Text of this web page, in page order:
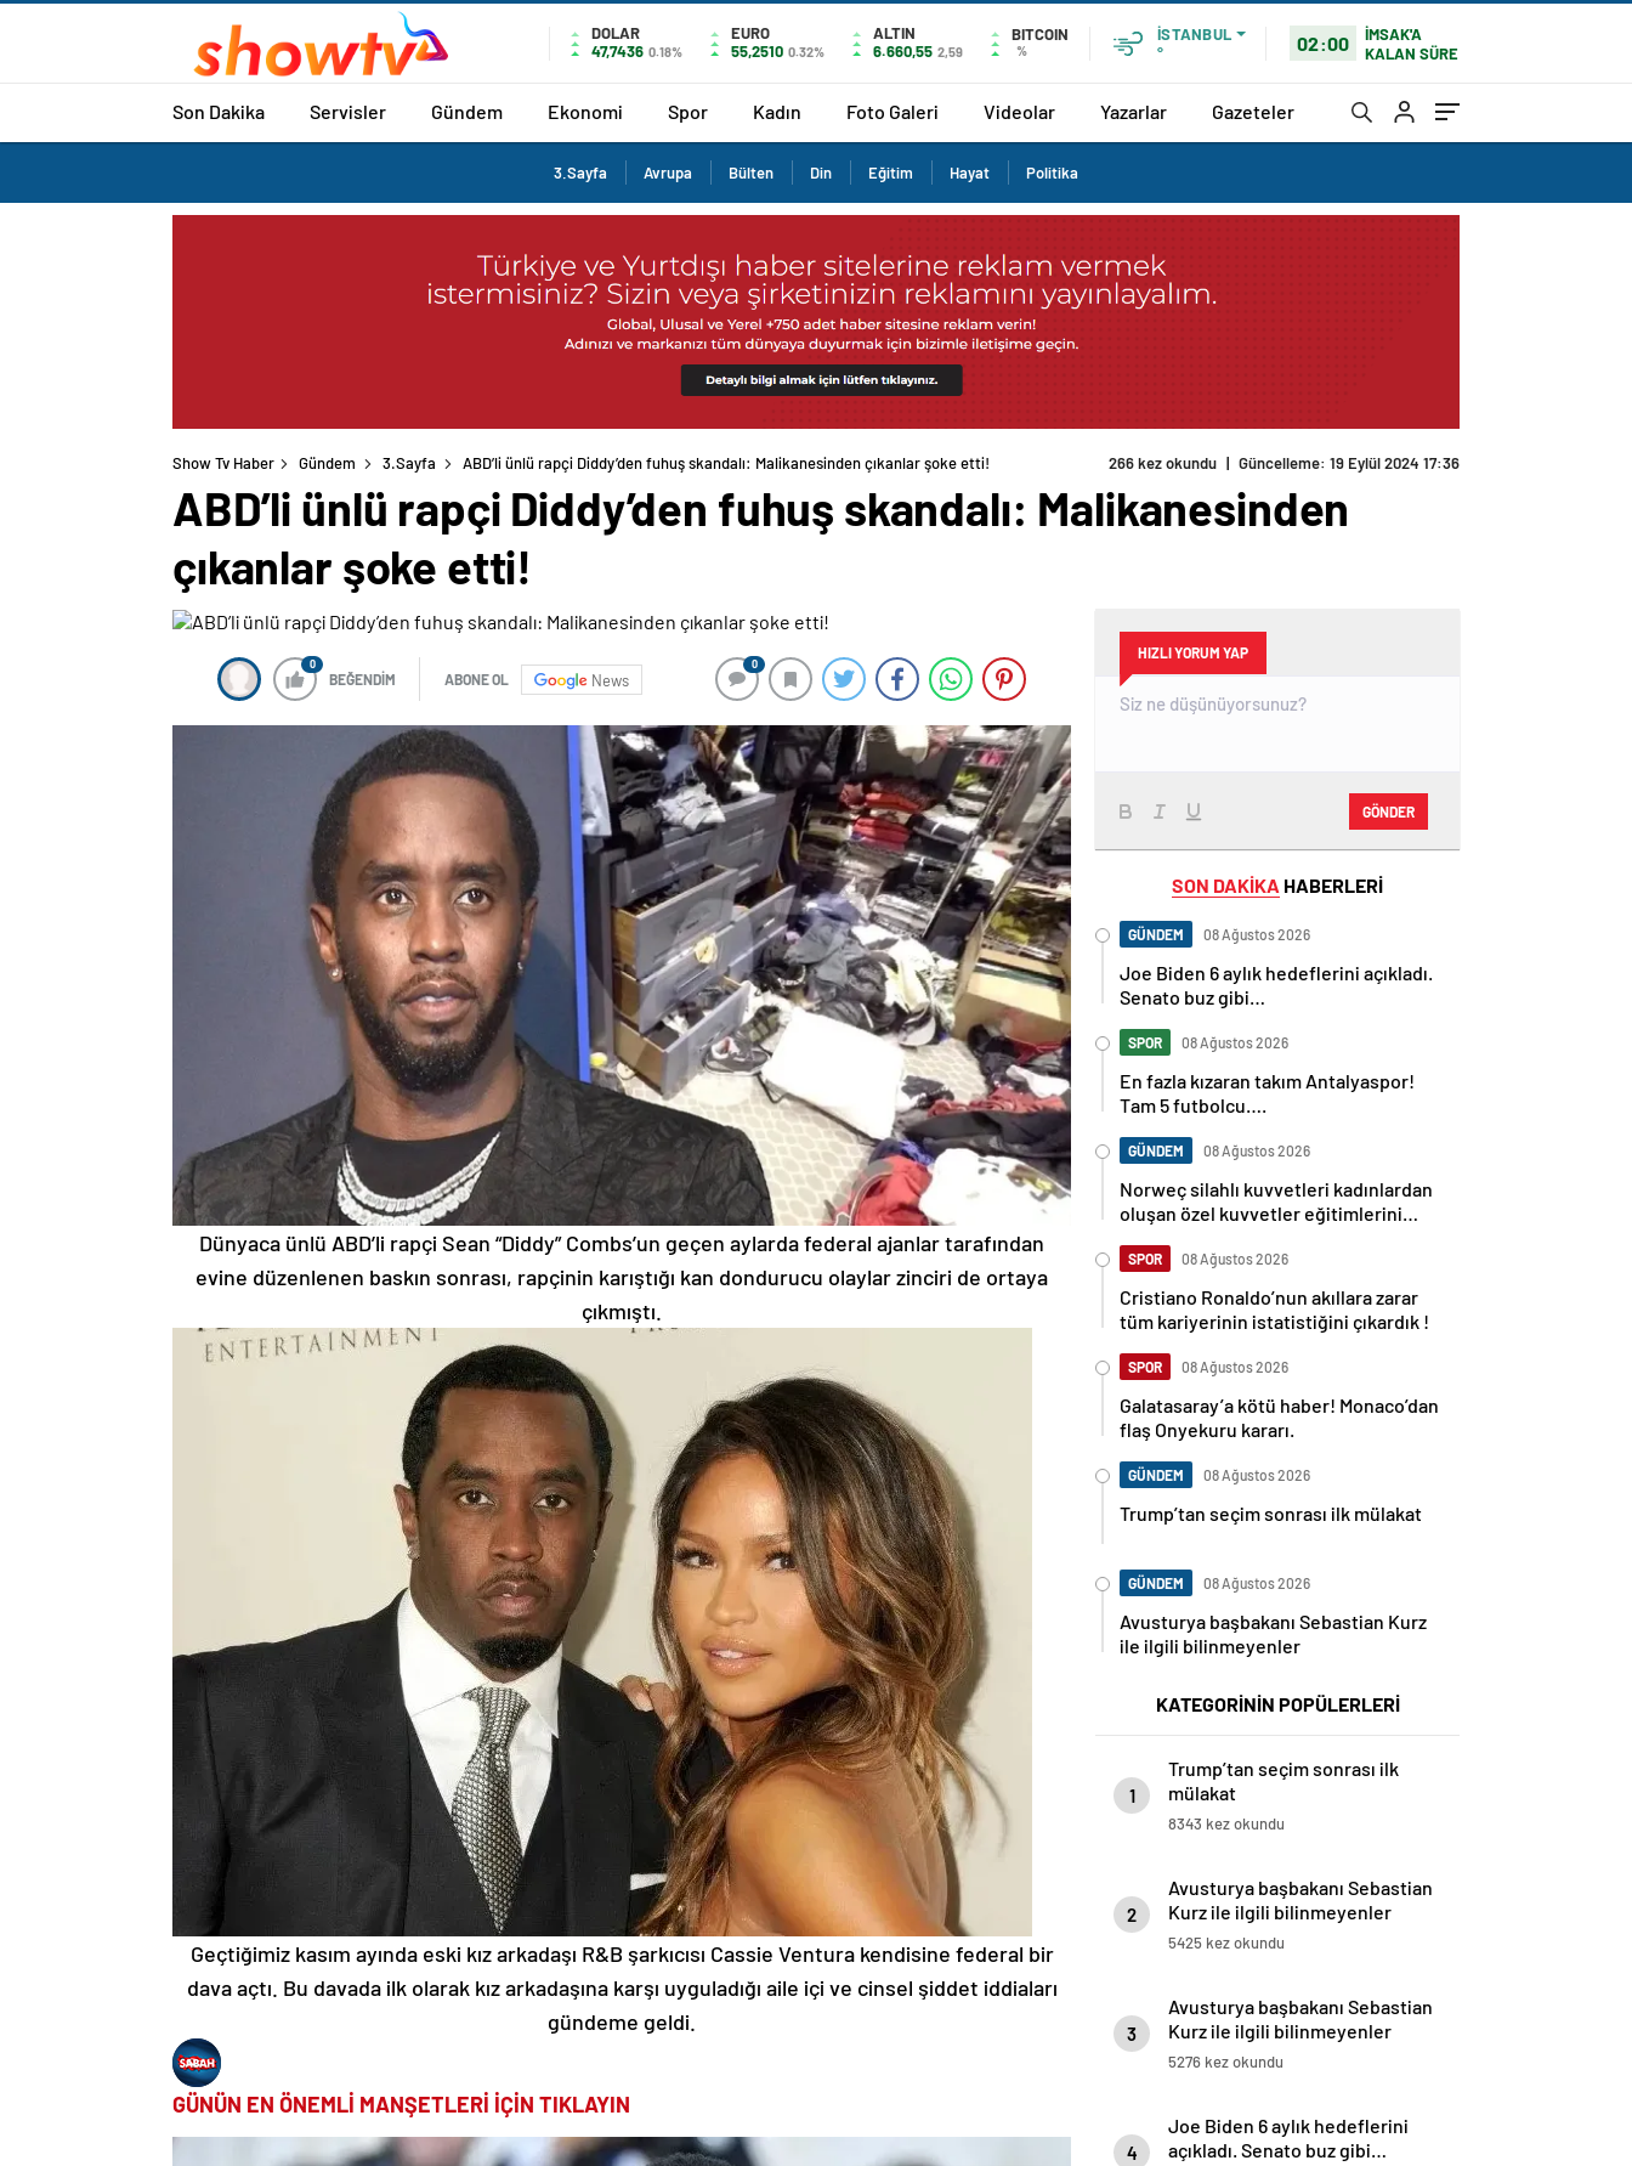
DOLAR
47,7436 0.18%
EURO
55,2510 0.32%
ALTIN
6.660,55 2,59
BITCOIN
%
İSTANBUL
°
02:00
İMSAK'A
KALAN SÜRE
Son Dakika Servisler Gündem Ekonomi Spor Kadın Foto Galeri Videolar Yazarlar Gazeteler
3.Sayfa Avrupa Bülten Din Eğitim Hayat Politika
Show Tv Haber Gündem 3.Sayfa ABD’li ünlü rapçi Diddy’den fuhuş skandalı: Malikanesinden çıkanlar şoke etti!
ABD’li ünlü rapçi Diddy’den fuhuş skandalı: Malikanesinden
çıkanlar şoke etti!
0
BEĞENDİM ABONE OL News
0
Dünyaca ünlü ABD’li rapçi Sean “Diddy” Combs’un geçen aylarda federal ajanlar tarafından
evine düzenlenen baskın sonrası, rapçinin karıştığı kan dondurucu olaylar zinciri de ortaya
çıkmıştı.
Geçtiğimiz kasım ayında eski kız arkadaşı R&B şarkıcısı Cassie Ventura kendisine federal bir
dava açtı. Bu davada ilk olarak kız arkadaşına karşı uyguladığı aile içi ve cinsel şiddet iddiaları
gündeme geldi.
GÜNÜN EN ÖNEMLİ MANŞETLERİ İÇİN TIKLAYIN
HIZLI YORUM YAP
GÖNDER
SON DAKİKA HABERLERİ
GÜNDEM 08 Ağustos 2026
Joe Biden 6 aylık hedeflerini açıkladı.
Senato buz gibi…
SPOR 08 Ağustos 2026
En fazla kızaran takım Antalyaspor!
Tam 5 futbolcu….
GÜNDEM 08 Ağustos 2026
Norweç silahlı kuvvetleri kadınlardan
oluşan özel kuvvetler eğitimlerini
SPOR 08 Ağustos 2026
Cristiano Ronaldo’nun akıllara zarar
tüm kariyerinin istatistiğini çıkardık !
SPOR 08 Ağustos 2026
Galatasaray’a kötü haber! Monaco’dan
flaş Onyekuru kararı.
GÜNDEM 08 Ağustos 2026
Trump’tan seçim sonrası ilk mülakat
GÜNDEM 08 Ağustos 2026
Avusturya başbakanı Sebastian Kurz
ile ilgili bilinmeyenler
KATEGORİNİN POPÜLERLERİ
1
Trump’tan seçim sonrası ilk
mülakat
8343 kez okundu
2
Avusturya başbakanı Sebastian
Kurz ile ilgili bilinmeyenler
5425 kez okundu
3
Avusturya başbakanı Sebastian
Kurz ile ilgili bilinmeyenler
5276 kez okundu
4
Joe Biden 6 aylık hedeflerini
açıkladı. Senato buz gibi…